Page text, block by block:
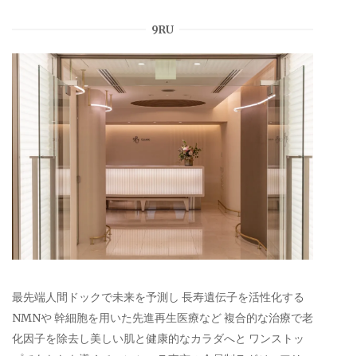
9RU
最先端人間ドックで未来を予測し 長寿遺伝子を活性化する
NMNや 幹細胞を用いた先進再生医療など 複合的な治療で老
化因子を除去し美しい肌と健康的なカラダへと ワンストッ